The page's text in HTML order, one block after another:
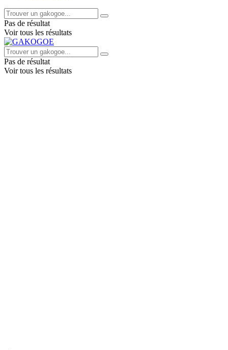
Pas de résultat
Voir tous les résultats
Pas de résultat
Voir tous les résultats